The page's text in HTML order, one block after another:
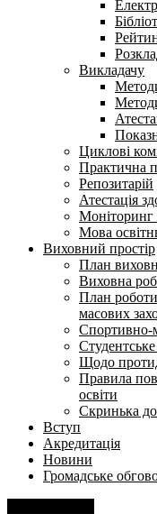
Викладачу
Циклові
Практична
Репозитарій
Атестація
Моніторинг
Мова
Виховний простір
План
Виховна
План
масових
Спортивно-
Щодо
Правила
освіти
Скринька
Вступ
Акредитація
Новини
Громадське